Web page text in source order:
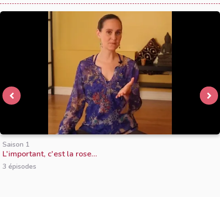
Saison 1
L'important, c'est la rose...
3 épisodes